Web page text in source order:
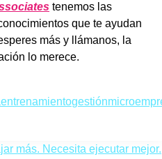
tenemos las
que te ayudan
más y llámanos, la
lo merece.
entrenamientogestión
más. Necesita ejecutar mejor.